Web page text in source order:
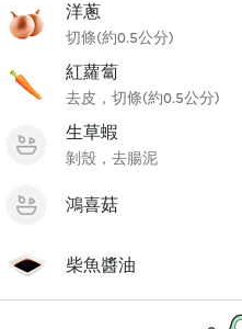
洋蔥
切條(約0.5公分)
紅蘿蔔
去皮，切條(約0.5公分)
生草蝦
剝殼，去腸泥
鴻喜菇
柴魚醬油